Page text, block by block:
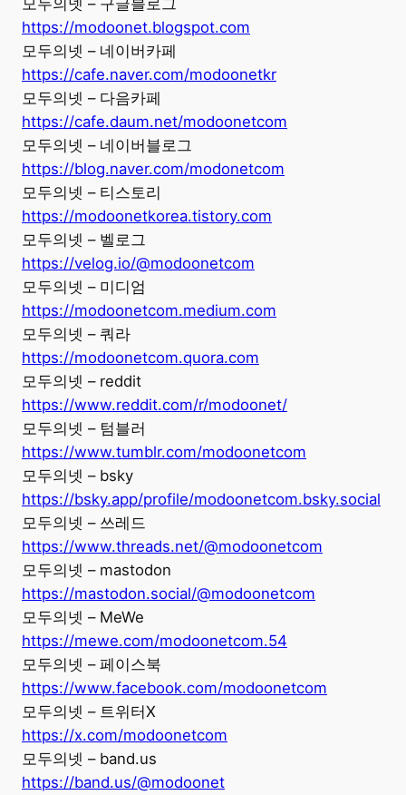
https://modoonet.blogspot.com
모두의넷 – 네이버카페
https://cafe.naver.com/modoonetkr
모두의넷 – 다음카페
https://cafe.daum.net/modoonetcom
모두의넷 – 네이버블로그
https://blog.naver.com/modonetcom
모두의넷 – 티스토리
https://modoonetkorea.tistory.com
모두의넷 – 벨로그
https://velog.io/@modoonetcom
모두의넷 – 미디엄
https://modoonetcom.medium.com
모두의넷 – 쿼라
https://modoonetcom.quora.com
모두의넷 – reddit
https://www.reddit.com/r/modoonet/
모두의넷 – 텀블러
https://www.tumblr.com/modoonetcom
모두의넷 – bsky
https://bsky.app/profile/modoonetcom.bsky.social
모두의넷 – 쓰레드
https://www.threads.net/@modoonetcom
모두의넷 – mastodon
https://mastodon.social/@modoonetcom
모두의넷 – MeWe
https://mewe.com/modoonetcom.54
모두의넷 – 페이스북
https://www.facebook.com/modoonetcom
모두의넷 – 트위터X
https://x.com/modoonetcom
모두의넷 – band.us
https://band.us/@modoonet